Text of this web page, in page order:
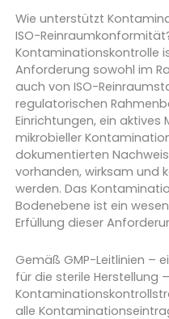
Wie unterstützt
ISO-
Kontaminationskontrolle
Anforderung sowohl im
auch von ISO-
regulatorischen
Einrichtungen, ein
mikrobieller
dokumentierten
vorhanden, wirksam und
werden. Das
Bodenebene ist ein
Erfüllung dieser
Gemäß GMP-Leitlinien –
für die sterile Herstellung
alle